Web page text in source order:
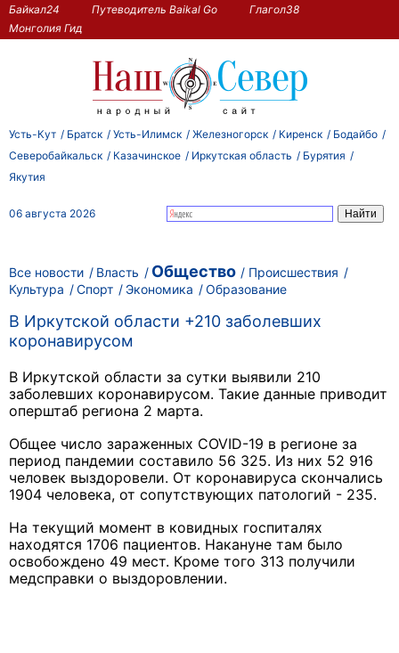
Байкал24 Путеводитель Baikal Go
Глагол38
Монголия Гид
Усть-Кут Братск Усть-Илимск Железногорск Киренск
Бодайбо
Северобайкальск
Казачинское Иркутская область
Бурятия
Якутия
06 августа 2026
Все новости Власть Общество
Происшествия
Культура
Спорт Экономика Образование
В Иркутской области +210 заболевших
коронавирусом
В Иркутской области за сутки выявили 210
заболевших коронавирусом. Такие данные приводит
оперштаб региона 2 марта.
Общее число зараженных COVID-19 в регионе за
период пандемии составило 56 325. Из них 52 916
человек выздоровели. От коронавируса скончались
1904 человека, от сопутствующих патологий - 235.
На текущий момент в ковидных госпиталях
находятся 1706 пациентов. Накануне там было
освобождено 49 мест. Кроме того 313 получили
медсправки о выздоровлении.